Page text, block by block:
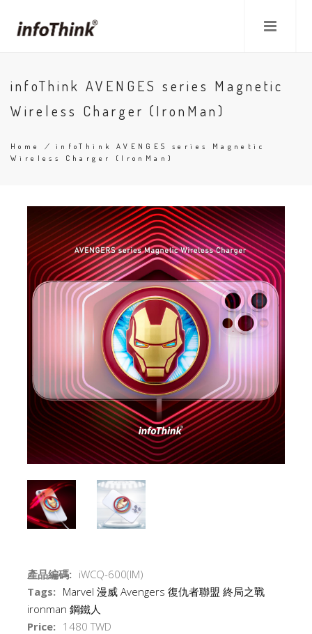
main
infoThink AVENGES series Magnetic
Wireless Charger (IronMan)
Breadcrumb
Home / infoThink AVENGES series Magnetic
Wireless Charger (IronMan)
產品編碼: iWCQ-600(IM)
Tags: Marvel 漫威 Avengers 復仇者聯盟 終局之戰
ironman 鋼鐵人
Price: 1480 TWD